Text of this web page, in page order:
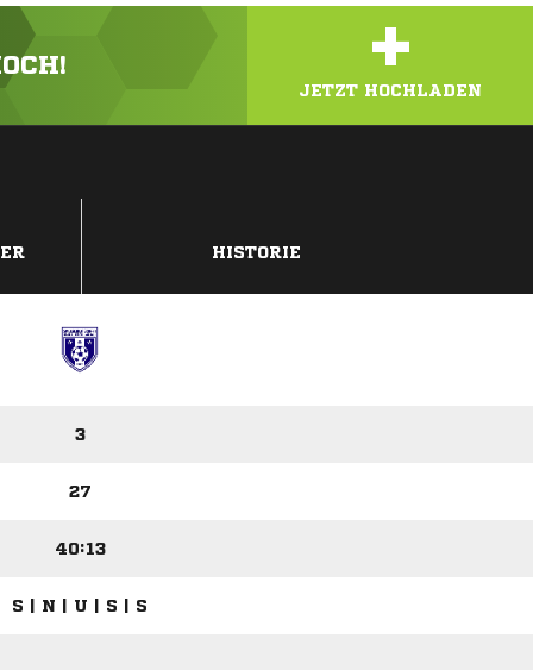
+
JETZT HOCHLADEN
HISTORIE
3
27
40:13
S | N | U | S | S